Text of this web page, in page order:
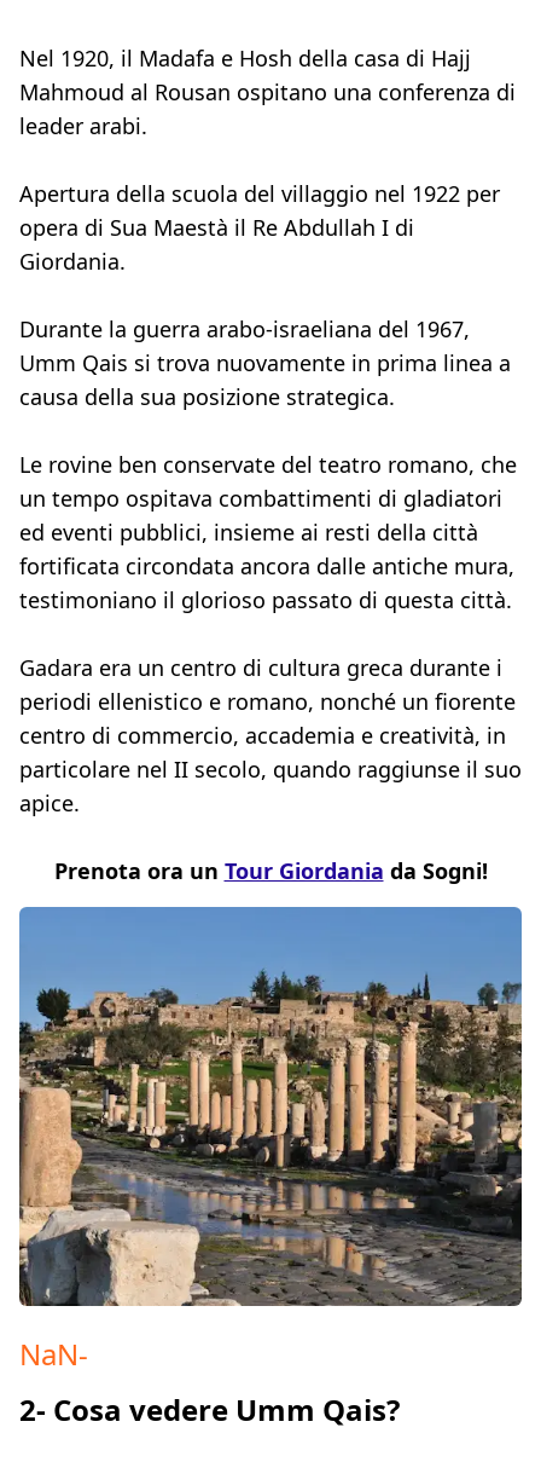
Nel 1920, il Madafa e Hosh della casa di Hajj
Mahmoud al Rousan ospitano una conferenza di
leader arabi.
Apertura della scuola del villaggio nel 1922 per
opera di Sua Maestà il Re Abdullah I di
Giordania.
Durante la guerra arabo-israeliana del 1967,
Umm Qais si trova nuovamente in prima linea a
causa della sua posizione strategica.
Le rovine ben conservate del teatro romano, che
un tempo ospitava combattimenti di gladiatori
ed eventi pubblici, insieme ai resti della città
fortificata circondata ancora dalle antiche mura,
testimoniano il glorioso passato di questa città.
Gadara era un centro di cultura greca durante i
periodi ellenistico e romano, nonché un fiorente
centro di commercio, accademia e creatività, in
particolare nel II secolo, quando raggiunse il suo
apice.
Prenota ora un Tour Giordania da Sogni!
NaN-
2- Cosa vedere Umm Qais?